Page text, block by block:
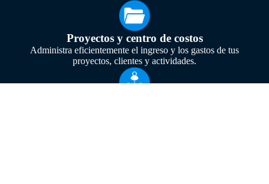
Proyectos y centro de costos
Administra eficientemente el ingreso y los gastos de tus
proyectos, clientes y actividades.